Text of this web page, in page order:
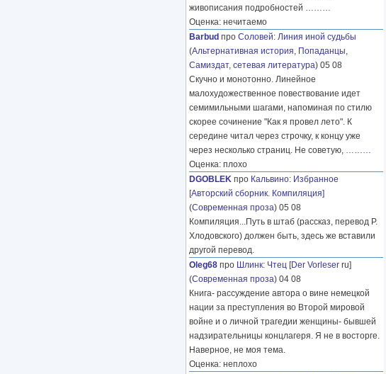
живописания подробностей ………
Оценка: нечитаемо
Barbud про Соловей: Линия иной судьбы
(Альтернативная история, Попаданцы,
Самиздат, сетевая литература) 05 08
Скучно и монотонно. Линейное
малохудожественное повествование идет
семимильными шагами, напоминая по стилю
скорее сочинение "Как я провел лето". К
середине читал через строчку, к концу уже
через несколько страниц. Не советую, ………
Оценка: плохо
DGOBLEK про Кальвино: Избранное
[Авторский сборник. Компиляция]
(Современная проза) 05 08
Компиляция...Путь в штаб (рассказ, перевод Р.
Хлодовского) должен быть, здесь же вставили
другой перевод.
Oleg68 про Шлинк: Чтец [Der Vorleser ru]
(Современная проза) 04 08
Книга- рассуждение автора о вине немецкой
нации за преступления во Второй мировой
войне и о личной трагедии женщины- бывшей
надзирательницы концлагеря. Я не в восторге.
Наверное, не моя тема.
Оценка: неплохо